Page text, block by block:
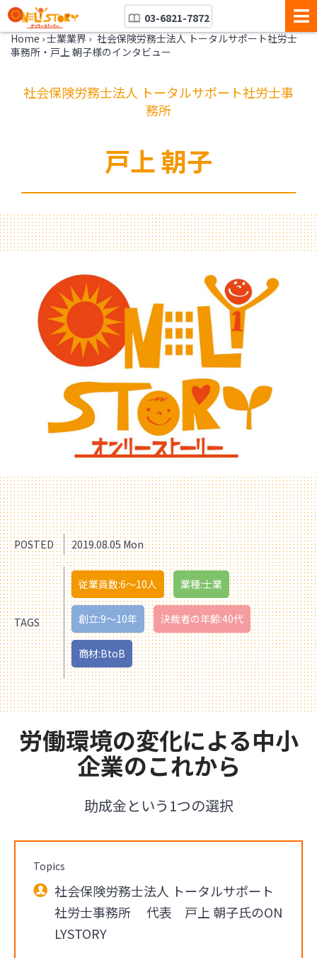
03-6821-7872
Home ›士業業界 › 社会保険労務士法人 トータルサポート社労士
事務所・戸上 朝子様のインタビュー
社会保険労務士法人 トータルサポート社労士事
務所
戸上 朝子
POSTED 2019.08.05 Mon
TAGS
従業員数:6～10人 業種:士業
創立:9〜10年 決裁者の年齢:40代
商材:BtoB
労働環境の変化による中小
企業のこれから
助成金という1つの選択
Topics
社会保険労務士法人 トータルサポート
社労士事務所 代表 戸上 朝子氏のON
LYSTORY